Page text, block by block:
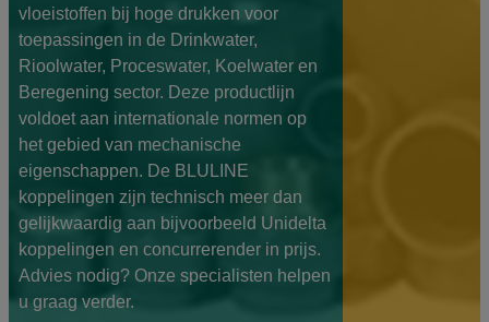
vloeistoffen bij hoge drukken voor
toepassingen in de Drinkwater,
Rioolwater, Proceswater, Koelwater en
Beregening sector. Deze productlijn
voldoet aan internationale normen op
het gebied van mechanische
eigenschappen. De BLULINE
koppelingen zijn technisch meer dan
gelijkwaardig aan bijvoorbeeld Unidelta
koppelingen en concurrerender in prijs.
Advies nodig? Onze specialisten helpen
u graag verder.